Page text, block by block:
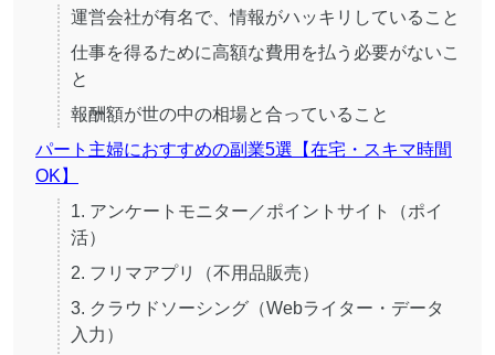
運営会社が有名で、情報がハッキリしていること
仕事を得るために高額な費用を払う必要がないこ
と
報酬額が世の中の相場と合っていること
パート主婦におすすめの副業5選【在宅・スキマ時間
OK】
1. アンケートモニター／ポイントサイト（ポイ
活）
2. フリマアプリ（不用品販売）
3. クラウドソーシング（Webライター・データ
入力）